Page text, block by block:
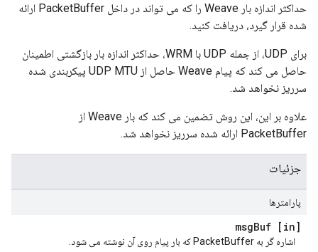
حداکثر اندازه بار Weave را که می تواند در داخل PacketBuffer ارائه
شده قرار گیرد، دریافت کنید.
برای UDP، از جمله UDP با WRM، حداکثر اندازه بار بازگشتی اطمینان
حاصل می کند که پیام Weave حاصل از UDP MTU پیکربندی شده
سرریز نخواهد شد.
علاوه بر این، این روش تضمین می کند که بار Weave از
PacketBuffer ارائه شده سرریز نخواهد شد.
جزئیات
پارامترها
[in] msg
Buf
اشاره گر به PacketBuffer که بار پیام روی آن نوشته می شود.